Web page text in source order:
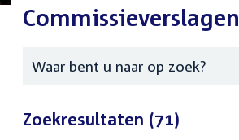
Commissieverslagen
Zoeken
Zoekresultaten (71)